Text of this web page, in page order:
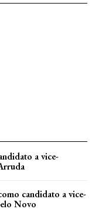
a vice-
candidato a vice-
Novo